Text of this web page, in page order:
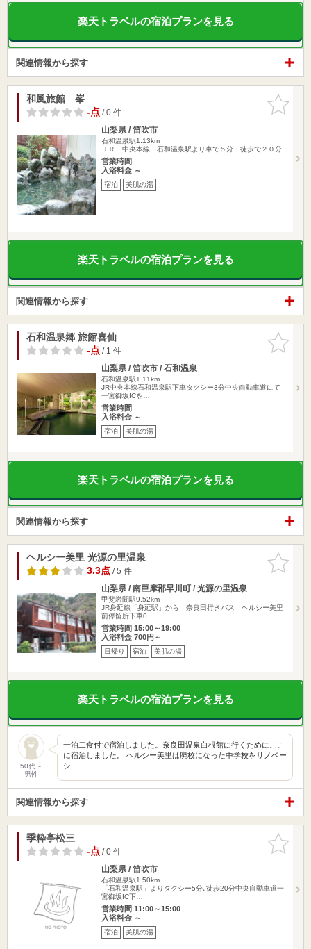
楽天トラベルの宿泊プランを見る
関連情報から探す
お気に入
りに追加
和風旅館 峯
-点/ 0 件
山梨県 / 笛吹市
石和温泉駅1.13km
ＪＲ 中央本線 石和温泉駅より車で５分・徒歩で２０分
営業時間
入浴料金 ～
宿泊 美肌の湯
楽天トラベルの宿泊プランを見る
関連情報から探す
お気に入
りに追加
石和温泉郷 旅館喜仙
-点/ 1 件
山梨県 / 笛吹市 / 石和温泉
石和温泉駅1.11km
JR中央本線石和温泉駅下車タクシー3分中央自動車道にて
一宮御坂ICを…
営業時間
入浴料金 ～
宿泊 美肌の湯
楽天トラベルの宿泊プランを見る
関連情報から探す
お気に入
りに追加
ヘルシー美里 光源の里温泉
3.3点/ 5 件
山梨県 / 南巨摩郡早川町 / 光源の里温泉
甲斐岩間駅9.52km
JR身延線「身延駅」から 奈良田行きバス ヘルシー美里
前停留所下車0…
営業時間 15:00～19:00
入浴料金 700円～
日帰り 宿泊 美肌の湯
楽天トラベルの宿泊プランを見る
50代～
男性
一泊二食付で宿泊しました。奈良田温泉白根館に行くためにここ
に宿泊しました。 ヘルシー美里は廃校になった中学校をリノベー
シ…
関連情報から探す
お気に入
りに追加
季粋亭松三
-点/ 0 件
山梨県 / 笛吹市
石和温泉駅1.50km
「石和温泉駅」よりタクシー5分､徒歩20分中央自動車道一
宮御坂IC下…
営業時間 11:00～15:00
入浴料金 ～
宿泊 美肌の湯